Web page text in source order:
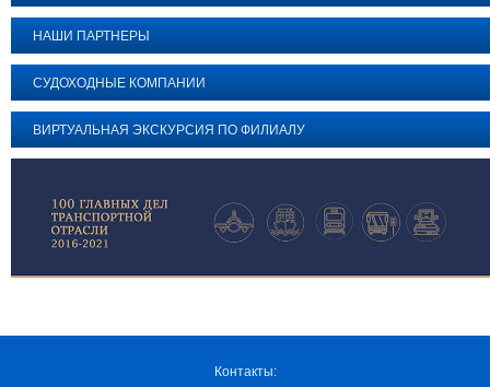
НАШИ ПАРТНЕРЫ
СУДОХОДНЫЕ КОМПАНИИ
ВИРТУАЛЬНАЯ ЭКСКУРСИЯ ПО ФИЛИАЛУ
Контакты: